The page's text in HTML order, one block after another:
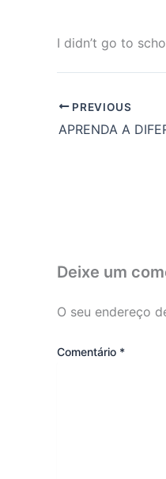
I didn’t go to
PREVIOUS
Deixe um
O seu endereço
Comentário *